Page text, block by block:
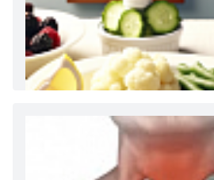
Как и сколько денег можно